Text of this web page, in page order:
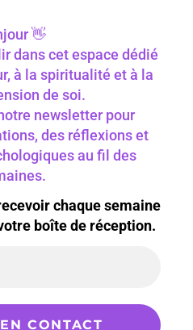
👋
dans cet espace dédié
à la spiritualité et à la
de soi.
newsletter pour
des réflexions et
au fil des
chaque semaine
boîte de réception.